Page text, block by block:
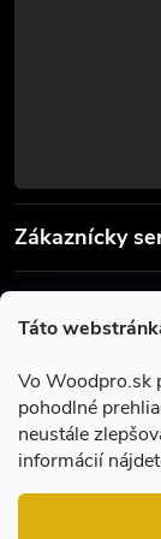
Táto
Vo Woodpro.sk
pohodlné
neustále
informácií
Zákaznícky
Facebook